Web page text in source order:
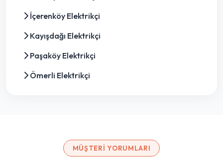
İçerenköy Elektrikçi
Kayışdağı Elektrikçi
Paşaköy Elektrikçi
Ömerli Elektrikçi
MÜŞTERI YORUMLARI